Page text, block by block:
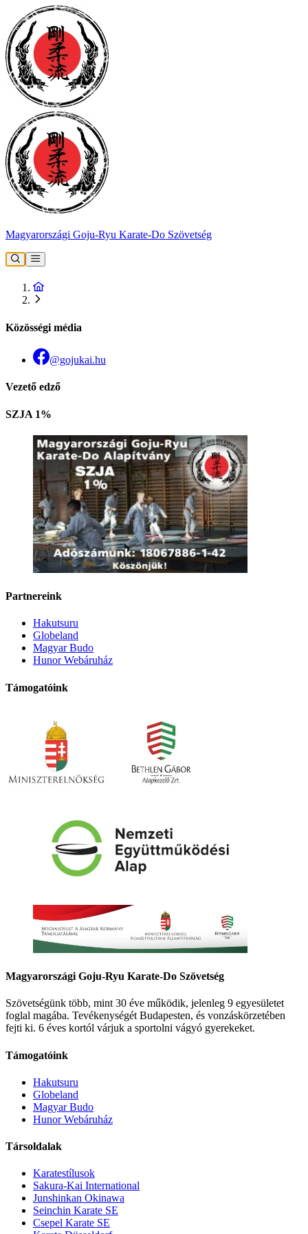
Magyarországi Goju-Ryu Karate-Do Szövetség
Közösségi média
@gojukai.hu
Vezető edző
SZJA 1%
Partnereink
Hakutsuru
Globeland
Magyar Budo
Hunor Webáruház
Támogatóink
Magyarországi Goju-Ryu Karate-Do Szövetség
Szövetségünk több, mint 30 éve működik, jelenleg 9 egyesületet
foglal magába. Tevékenységét Budapesten, és vonzáskörzetében
fejti ki. 6 éves kortól várjuk a sportolni vágyó gyerekeket.
Támogatóink
Hakutsuru
Globeland
Magyar Budo
Hunor Webáruház
Társoldalak
Karatestílusok
Sakura-Kai International
Junshinkan Okinawa
Seinchin Karate SE
Csepel Karate SE